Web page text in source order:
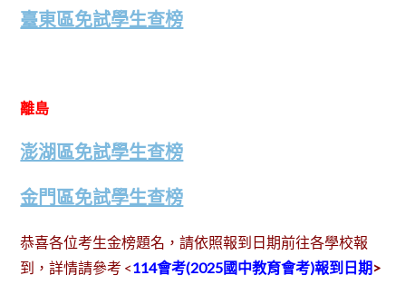
臺東區免試學生查榜
離島
澎湖區免試學生查榜
金門區免試學生查榜
恭喜各位考生金榜題名，請依照報到日期前往各學校報
到，詳情請參考 <114會考(2025國中教育會考)報到日期>